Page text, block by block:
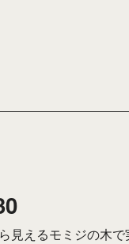
見えるモミジの木